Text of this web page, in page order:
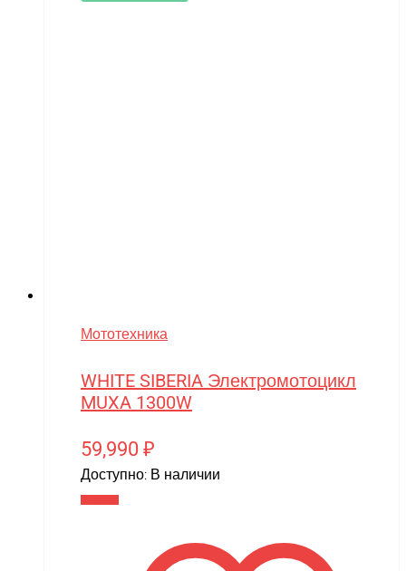
Мототехника
WHITE SIBERIA Электромотоцикл
MUXA 1300W
59,990 ₽
Доступно: В наличии